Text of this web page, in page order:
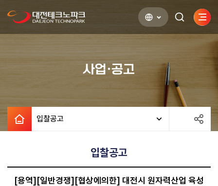
검색하기사이
열기
사업·공고
입찰공고
입찰공고
[용역][일반경쟁][협상에의한] 대전시 원자력산업 육성